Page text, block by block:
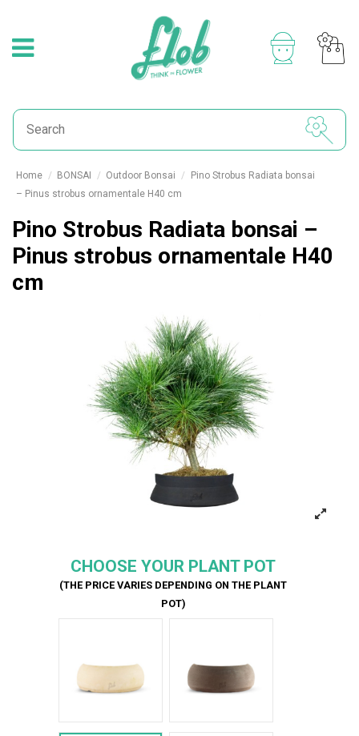
Home BONSAI Outdoor Bonsai
Pino Strobus Radiata bonsai
– Pinus strobus ornamentale H40 cm
Pino Strobus Radiata bonsai –
Pinus strobus ornamentale H40
cm
CHOOSE YOUR PLANT POT
(THE PRICE VARIES DEPENDING ON THE PLANT
POT)